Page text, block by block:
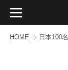
HOME 日本100